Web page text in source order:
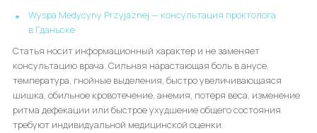
Wyspa Medycyny Przyjaznej — консультация проктолога
в Гданьске
Статья носит информационный характер и не заменяет
консультацию врача. Сильная нарастающая боль в анусе,
температура, гнойные выделения, быстро увеличивающаяся
шишка, обильное кровотечение, анемия, потеря веса, изменение
ритма дефекации или быстрое ухудшение общего состояния
требуют индивидуальной медицинской оценки.